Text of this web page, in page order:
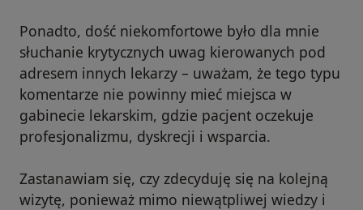
Ponadto, dość niekomfortowe było dla mnie
słuchanie krytycznych uwag kierowanych pod
adresem innych lekarzy – uważam, że tego typu
komentarze nie powinny mieć miejsca w
gabinecie lekarskim, gdzie pacjent oczekuje
profesjonalizmu, dyskrecji i wsparcia.
Zastanawiam się, czy zdecyduję się na kolejną
wizytę, ponieważ mimo niewątpliwej wiedzy i